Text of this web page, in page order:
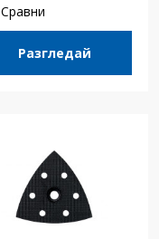
Сравни
Разгледай